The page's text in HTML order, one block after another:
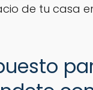
de tu casa